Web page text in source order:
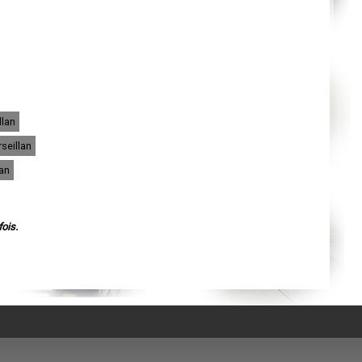
Chalon-sur-Saône
Le Mans
Paris